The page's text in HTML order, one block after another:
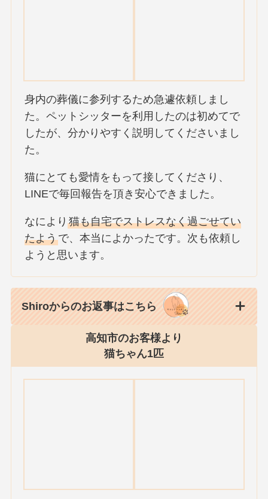
身内の葬儀に参列するため急遽依頼しまし
た。ペットシッターを利用したのは初めてで
したが、分かりやすく説明してくださいまし
た。
猫にとても愛情をもって接してくださり、
LINEで毎回報告を頂き安心できました。
なにより猫も自宅でストレスなく過ごせてい
たようで、本当によかったです。次も依頼し
ようと思います。
Shiroからのお返事はこちら
高知市のお客様より
猫ちゃん1匹